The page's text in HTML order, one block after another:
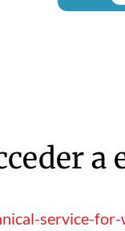
a
service-for-